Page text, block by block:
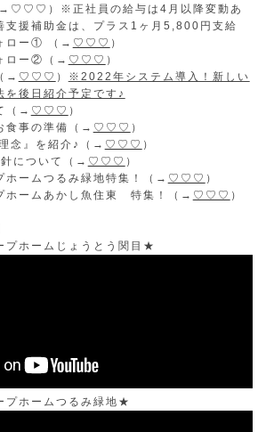
♡♡♡ ）※正社員の給与は4月以降変動あ
支援補助金は、プラス1ヶ月5,800円支給
ロー① （→ ♡♡♡ ）
ロー②（→ ♡♡♡ ）
→ ♡♡♡ ） ※2022年システム導入！新しい
を後日紹介予定です♪
（→ ♡♡♡ ）
食事の準備（→ ♡♡♡ ）
念』を紹介♪（→ ♡♡♡ ）
について（→ ♡♡♡ ）
ホームつるみ緑地特集！（→ ♡♡♡ ）
ホームあかし魚住東 特集！（→ ♡♡♡ ）
ホームじょうとう関目★
ホームつるみ緑地★